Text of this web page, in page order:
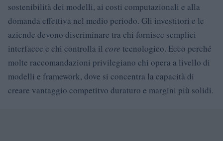
sostenibilità dei modelli, ai costi computazionali e alla
domanda effettiva nel medio periodo. Gli investitori e le
aziende devono discriminare tra chi fornisce semplici
interfacce e chi controlla il core tecnologico. Ecco perché
molte raccomandazioni privilegiano chi opera a livello di
modelli e framework, dove si concentra la capacità di
creare vantaggio competitvo duraturo e margini più solidi.